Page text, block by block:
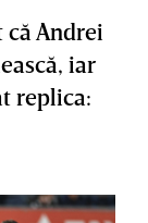
Andrei
iar
replica: